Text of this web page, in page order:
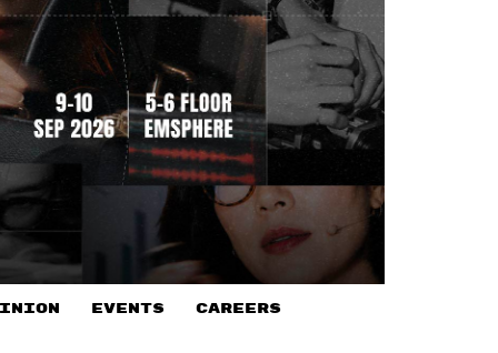
EVENTS CAREERS